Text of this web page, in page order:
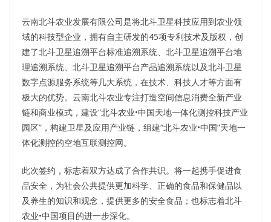
云南北斗农业发展有限公司是将北斗卫星科技应用到农业领
域的科技型企业，拥有自主研发的45项专利技术及版权，创
建了北斗卫星追溯平台标准追溯系统、北斗卫星追溯平台地
理追溯系统、北斗卫星追溯平台产品追溯系统以及北斗卫星
数字点源服务系统等几大系统，在技术、科技人才等方面有
极大的优势。云南北斗农业专注打造空间信息消费全新产业
链和商业模式，建设“北斗农业•中国天地一体化测控科技产业
园区”，构建卫星及应用产业链，组建“北斗农业•中国”天地一
体化测控的空地互联测控网。
此次签约，标志着双方达成了合作共识。将一起携手促进食
品安全，为社会公共提供更加科学、正确的食品和保健品以
及养生的知识和观念，提供更多的安全食品；也标志着北斗
农业•中国项目的进一步深化。